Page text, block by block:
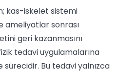
kas-iskelet sistemi
ameliyatlar sonrası
geri kazanmasını
tedavi uygulamalarına
sürecidir. Bu tedavi yalnızca